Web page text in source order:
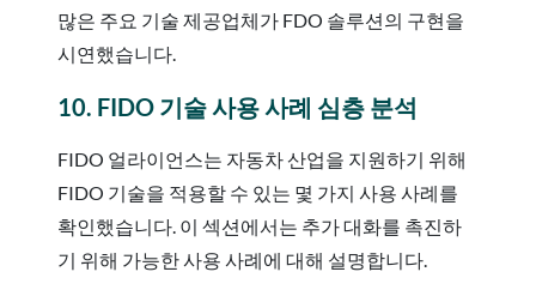
많은 주요 기술 제공업체가 FDO 솔루션의 구현을
시연했습니다.
10. FIDO 기술 사용 사례 심층 분석
FIDO 얼라이언스는 자동차 산업을 지원하기 위해
FIDO 기술을 적용할 수 있는 몇 가지 사용 사례를
확인했습니다. 이 섹션에서는 추가 대화를 촉진하
기 위해 가능한 사용 사례에 대해 설명합니다.